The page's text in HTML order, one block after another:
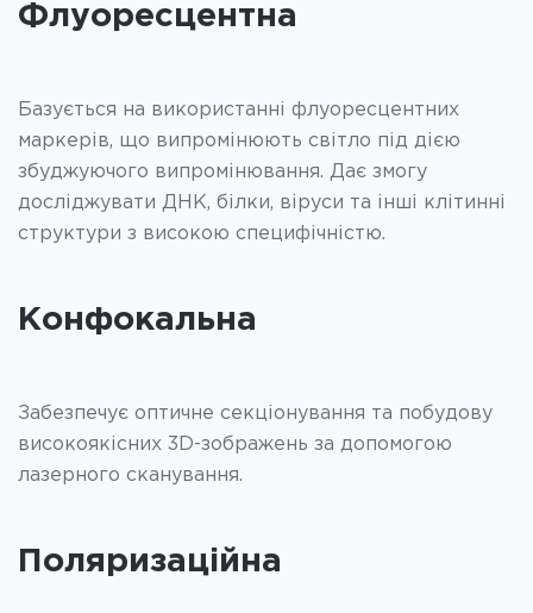
Флуоресцентна
Базується на використанні флуоресцентних
маркерів, що випромінюють світло під дією
збуджуючого випромінювання. Дає змогу
досліджувати ДНК, білки, віруси та інші клітинні
структури з високою специфічністю.
Конфокальна
Забезпечує оптичне секціонування та побудову
високоякісних 3D-зображень за допомогою
лазерного сканування.
Поляризаційна